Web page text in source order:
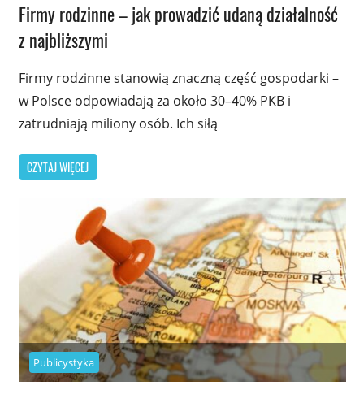
Firmy rodzinne – jak prowadzić udaną działalność
z najbliższymi
Firmy rodzinne stanowią znaczną część gospodarki –
w Polsce odpowiadają za około 30–40% PKB i
zatrudniają miliony osób. Ich siłą
CZYTAJ WIĘCEJ
Publicystyka